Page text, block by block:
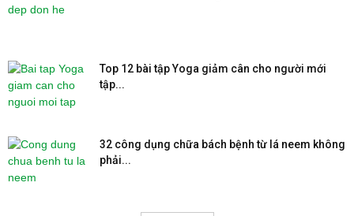
Top 12 bài tập Yoga giảm cân cho người mới
tập...
32 công dụng chữa bách bệnh từ lá neem không
phải...